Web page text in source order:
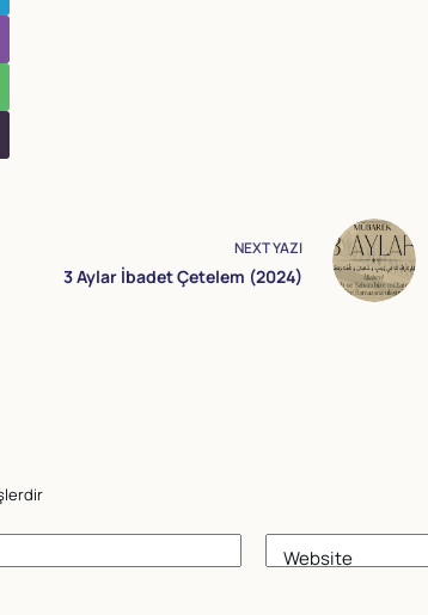
NEXTYAZI
3 Aylar İbadet Çetelem (2024)
Website